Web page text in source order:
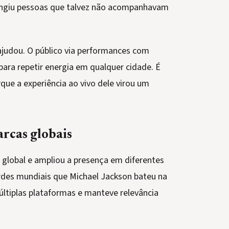
pessoas que talvez não acompanhavam
O público via performances com
repetir energia em qualquer cidade. É
a experiência ao vivo dele virou um
globais
e ampliou a presença em diferentes
mundiais que Michael Jackson bateu na
plataformas e manteve relevância